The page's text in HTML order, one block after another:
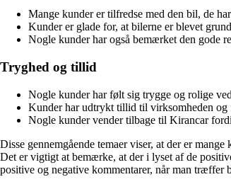
Mange kunder er tilfredse med den bil, de
Kunder er glade for, at bilerne er blevet
Nogle kunder har også bemærket den gode
Tryghed og tillid
Nogle kunder har følt sig trygge og rolige
Kunder har udtrykt tillid til virksomheden og
Nogle kunder vender tilbage til Kirancar
Disse gennemgående temaer viser, at der er
Det er vigtigt at bemærke, at der i lyset af de
positive og negative kommentarer, når man træffer